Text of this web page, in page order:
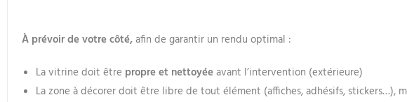
À prévoir de votre côté,afin de garantir un rendu optimal :
La vitrine doit être propre et nettoyéeavant l’intervention (extérieure)
La zone à décorer doit être libre de tout élément (affiches, adhésifs, stickers…),